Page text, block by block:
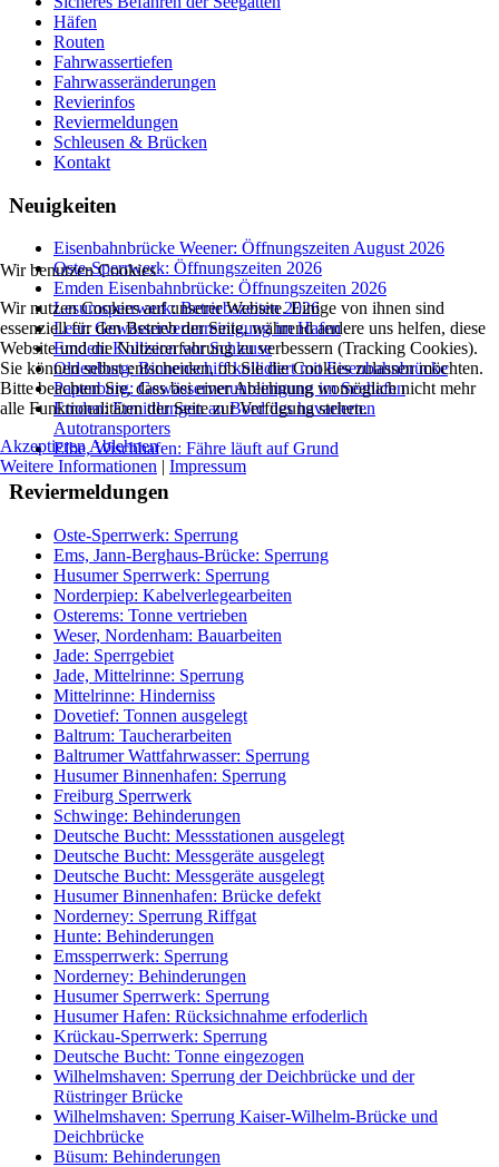
Häfen
Routen
Fahrwassertiefen
Fahrwasseränderungen
Revierinfos
Reviermeldungen
Schleusen & Brücken
Kontakt
Neuigkeiten
Eisenbahnbrücke Weener: Öffnungszeiten August 2026
Oste-Sperrwerk: Öffnungszeiten 2026
Emden Eisenbahnbrücke: Öffnungszeiten 2026
Lesumsperrwerk: Betriebszeiten 2026
Leer: Gewässerverunreinigung im Hafen
Emden: Kollision vor Schleuse
Oldenburg: Binnenschiff kollidiert mit Eisenbahnbrücke
Papenburg: Gewässerverunreinigung im Seehafen
Emden: Ermittlungen an Bord des havarierten
Autotransporters
Elbe, Wischhafen: Fähre läuft auf Grund
Reviermeldungen
Oste-Sperrwerk: Sperrung
Ems, Jann-Berghaus-Brücke: Sperrung
Husumer Sperrwerk: Sperrung
Norderpiep: Kabelverlegearbeiten
Osterems: Tonne vertrieben
Weser, Nordenham: Bauarbeiten
Jade: Sperrgebiet
Jade, Mittelrinne: Sperrung
Mittelrinne: Hinderniss
Dovetief: Tonnen ausgelegt
Baltrum: Taucherarbeiten
Baltrumer Wattfahrwasser: Sperrung
Husumer Binnenhafen: Sperrung
Freiburg Sperrwerk
Schwinge: Behinderungen
Deutsche Bucht: Messstationen ausgelegt
Deutsche Bucht: Messgeräte ausgelegt
Deutsche Bucht: Messgeräte ausgelegt
Husumer Binnenhafen: Brücke defekt
Norderney: Sperrung Riffgat
Hunte: Behinderungen
Emssperrwerk: Sperrung
Norderney: Behinderungen
Husumer Sperrwerk: Sperrung
Husumer Hafen: Rücksichnahme erfoderlich
Krückau-Sperrwerk: Sperrung
Deutsche Bucht: Tonne eingezogen
Wilhelmshaven: Sperrung der Deichbrücke und der
Rüstringer Brücke
Wilhelmshaven: Sperrung Kaiser-Wilhelm-Brücke und
Deichbrücke
Büsum: Behinderungen
Wir benutzen Cookies
Wir nutzen Cookies auf unserer Website. Einige von ihnen sind
essenziell für den Betrieb der Seite, während andere uns helfen, diese
Website und die Nutzererfahrung zu verbessern (Tracking Cookies).
Sie können selbst entscheiden, ob Sie die Cookies zulassen möchten.
Bitte beachten Sie, dass bei einer Ablehnung womöglich nicht mehr
alle Funktionalitäten der Seite zur Verfügung stehen.
Akzeptieren Ablehnen
Weitere Informationen | Impressum